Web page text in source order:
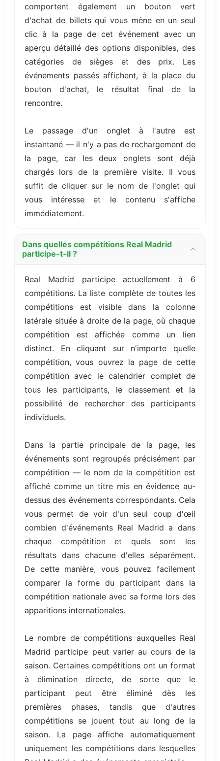
comportent également un bouton vert
d'achat de billets qui vous mène en un seul
clic à la page de cet événement avec un
aperçu détaillé des options disponibles, des
catégories de sièges et des prix. Les
événements passés affichent, à la place du
bouton d'achat, le résultat final de la
rencontre.
Le passage d'un onglet à l'autre est
instantané — il n'y a pas de rechargement de
la page, car les deux onglets sont déjà
chargés lors de la première visite. Il vous
suffit de cliquer sur le nom de l'onglet qui
vous intéresse et le contenu s'affiche
immédiatement.
Dans quelles compétitions Real Madrid
participe-t-il ?
Real Madrid participe actuellement à 6
compétitions. La liste complète de toutes les
compétitions est visible dans la colonne
latérale située à droite de la page, où chaque
compétition est affichée comme un lien
distinct. En cliquant sur n'importe quelle
compétition, vous ouvrez la page de cette
compétition avec le calendrier complet de
tous les participants, le classement et la
possibilité de rechercher des participants
individuels.
Dans la partie principale de la page, les
événements sont regroupés précisément par
compétition — le nom de la compétition est
affiché comme un titre mis en évidence au-
dessus des événements correspondants. Cela
vous permet de voir d'un seul coup d'œil
combien d'événements Real Madrid a dans
chaque compétition et quels sont les
résultats dans chacune d'elles séparément.
De cette manière, vous pouvez facilement
comparer la forme du participant dans la
compétition nationale avec sa forme lors des
apparitions internationales.
Le nombre de compétitions auxquelles Real
Madrid participe peut varier au cours de la
saison. Certaines compétitions ont un format
à élimination directe, de sorte que le
participant peut être éliminé dès les
premières phases, tandis que d'autres
compétitions se jouent tout au long de la
saison. La page affiche automatiquement
uniquement les compétitions dans lesquelles